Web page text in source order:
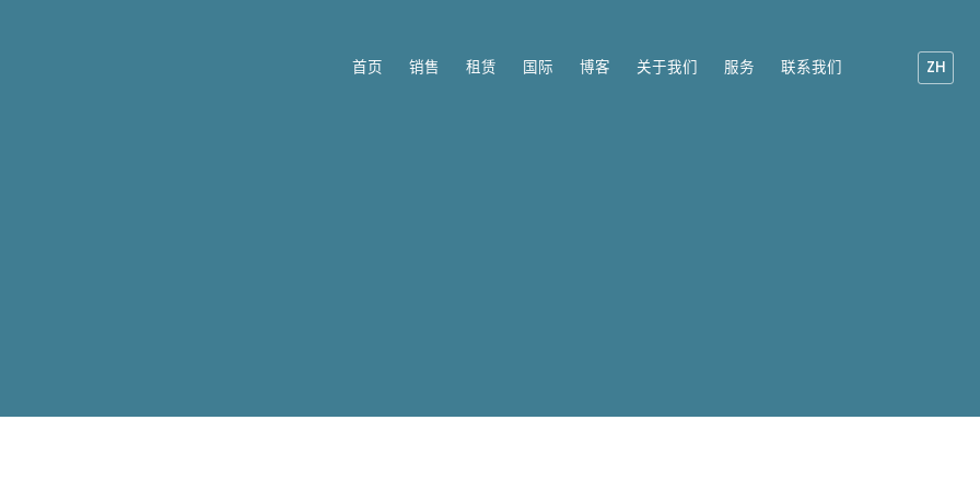
首页 销售 租赁 国际 博客 关于我们 服务 联系我们 ZH